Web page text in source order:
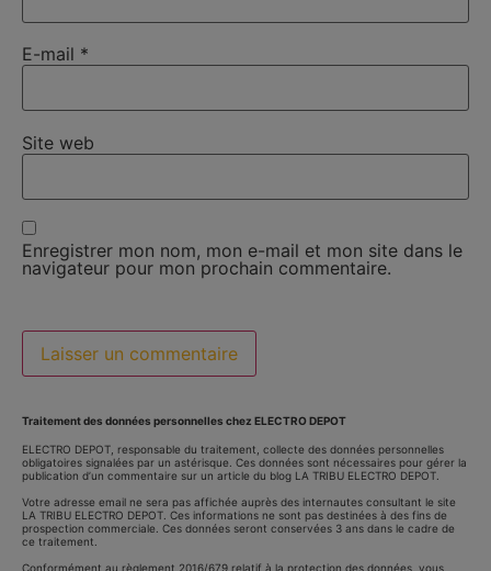
E-mail *
Site web
Enregistrer mon nom, mon e-mail et mon site dans le
navigateur pour mon prochain commentaire.
Traitement des données personnelles chez ELECTRO DEPOT
ELECTRO DEPOT, responsable du traitement, collecte des données personnelles
obligatoires signalées par un astérisque. Ces données sont nécessaires pour gérer la
publication d’un commentaire sur un article du blog LA TRIBU ELECTRO DEPOT.
Votre adresse email ne sera pas affichée auprès des internautes consultant le site
LA TRIBU ELECTRO DEPOT. Ces informations ne sont pas destinées à des fins de
prospection commerciale. Ces données seront conservées 3 ans dans le cadre de
ce traitement.
Conformément au règlement 2016/679 relatif à la protection des données, vous